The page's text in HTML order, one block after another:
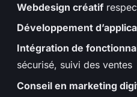
Webdesign créatif
Développement
Intégration de
sécurisé, suivi des ventes
Conseil en marketing